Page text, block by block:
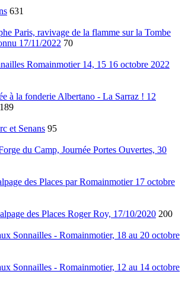
631
Paris, ravivage de la flamme sur la Tombe
17/11/2022 70
Romainmotier 14, 15 16 octobre 2022
à la fonderie Albertano - La Sarraz ! 12
189
et Senans 95
du Camp, Journée Portes Ouvertes, 30
des Places par Romainmotier 17 octobre
des Places Roger Roy, 17/10/2020 200
Sonnailles - Romainmotier, 18 au 20 octobre
Sonnailles - Romainmotier, 12 au 14 octobre